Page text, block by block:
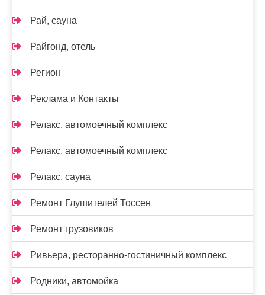
Рай, сауна
Райгонд, отель
Регион
Реклама и Контакты
Релакс, автомоечный комплекс
Релакс, автомоечный комплекс
Релакс, сауна
Ремонт Глушителей Тоссен
Ремонт грузовиков
Ривьера, ресторанно-гостиничный комплекс
Родники, автомойка